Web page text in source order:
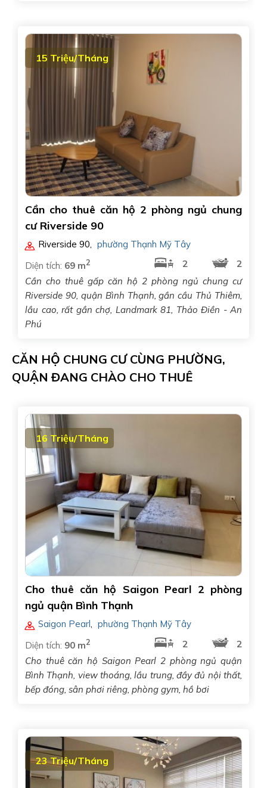
15 Triệu/Tháng
Cần cho thuê căn hộ 2 phòng ngủ chung
cư Riverside 90
Riverside 90
phường Thạnh Mỹ Tây
Diện tích: 69 m2 2
2
Cần cho thuê gấp căn hộ 2 phòng ngủ chung cư
Riverside 90, quận Bình Thạnh, gần cầu Thủ Thiêm,
lầu cao, rất gần chợ, Landmark 81, Thảo Điền - An
Phú
CĂN HỘ CHUNG CƯ CÙNG PHƯỜNG,
QUẬN ĐANG CHÀO CHO THUÊ
16 Triệu/Tháng
Cho thuê căn hộ Saigon Pearl 2 phòng
ngủ quận Bình Thạnh
Saigon Pearl, phường Thạnh Mỹ Tây
Diện tích: 90 m2 2
2
Cho thuê căn hộ Saigon Pearl 2 phòng ngủ quận
Bình Thạnh, view thoáng, lầu trung, đầy đủ nội thất,
bếp đóng, sân phơi riêng, phòng gym, hồ bơi
23 Triệu/Tháng